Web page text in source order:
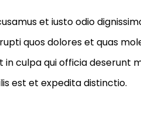
et iusto odio
quos dolores et quas
in culpa qui officia deserunt
est et expedita distinctio.